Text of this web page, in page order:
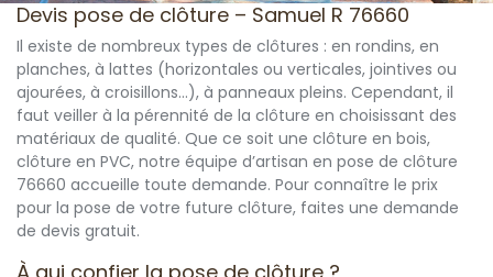
Devis pose de clôture – Samuel R 76660
Il existe de nombreux types de clôtures : en rondins, en
planches, à lattes (horizontales ou verticales, jointives ou
ajourées, à croisillons...), à panneaux pleins. Cependant, il
faut veiller à la pérennité de la clôture en choisissant des
matériaux de qualité. Que ce soit une clôture en bois,
clôture en PVC, notre équipe d’artisan en pose de clôture
76660 accueille toute demande. Pour connaître le prix
pour la pose de votre future clôture, faites une demande
de devis gratuit.